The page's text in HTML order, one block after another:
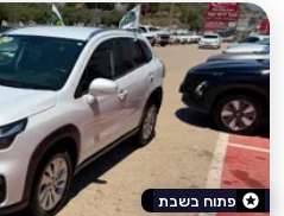
פתוח בשבת